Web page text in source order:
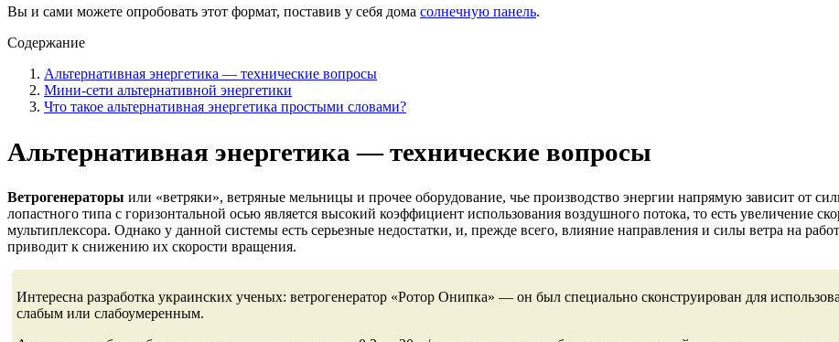
Вы и сами можете опробовать этот формат, поставив у себя дома солнечную панель.
Содержание
Альтернативная энергетика — технические вопросы
Мини-сети альтернативной энергетики
Что такое альтернативная энергетика простыми словами?
Альтернативная энергетика — технические вопросы
Ветрогенераторы или «ветряки», ветряные мельницы и прочее оборудование, чье производство энергии напрямую зависит от
лопастного типа с горизонтальной осью является высокий коэффициент использования воздушного потока, то есть увеличение
мультиплексора. Однако у данной системы есть серьезные недостатки, и, прежде всего, влияние направления и силы ветра на
приводит к снижению их скорости вращения.
Интересна разработка украинских ученых: ветрогенератор «Ротор Онипка» — он был специально сконструирован для
слабым или слабоумеренным.